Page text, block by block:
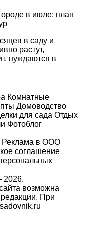
в июле: план
в саду и
растут,
нуждаются в
Комнатные
Домоводство
для сада Отдых
Фотоблог
Реклама в ООО
соглашение
2026.
возможна
При